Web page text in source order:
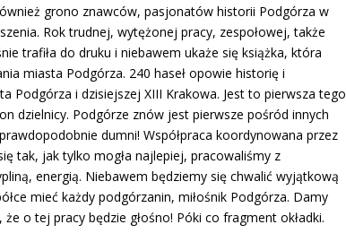
grono znawców, pasjonatów historii Podgórza w
Rok trudnej, wytężonej pracy, zespołowej, także
trafiła do druku i niebawem ukaże się książka, która
miasta Podgórza. 240 haseł opowie historię i
Podgórza i dzisiejszej XIII Krakowa. Jest to pierwsza tego
dzielnicy. Podgórze znów jest pierwsze pośród innych
dumni! Współpraca koordynowana przez
tak, jak tylko mogła najlepiej, pracowaliśmy z
energią. Niebawem będziemy się chwalić wyjątkową
mieć każdy podgórzanin, miłośnik Podgórza. Damy
o tej pracy będzie głośno! Póki co fragment okładki.